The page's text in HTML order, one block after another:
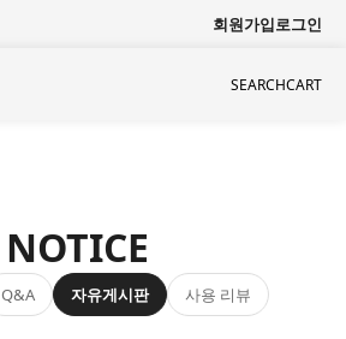
회원가입로그인
SEARCHCART
NOTICE
Q&A 자유게시판 사용 리뷰